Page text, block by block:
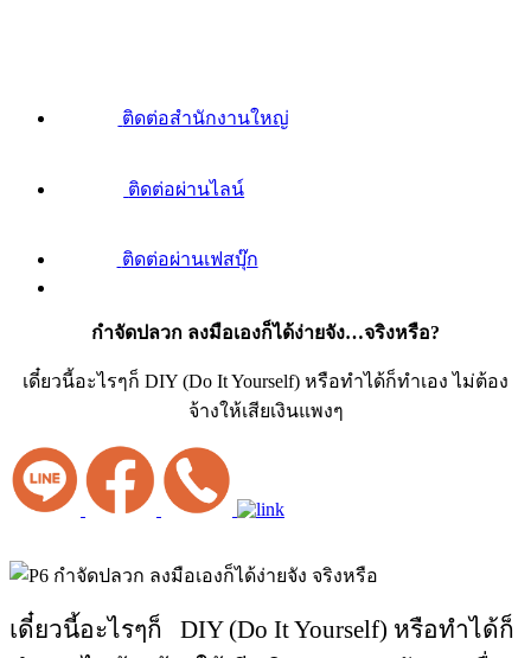
ติดต่อสำนักงานใหญ่
ติดต่อผ่านไลน์
ติดต่อผ่านเฟสบุ๊ก
กำจัดปลวก ลงมือเองก็ได้ง่ายจัง…จริงหรือ?
เดี๋ยวนี้อะไรๆก็ DIY (Do It Yourself) หรือทำได้ก็ทำเอง ไม่ต้อง
จ้างให้เสียเงินแพงๆ
เดี๋ยวนี้อะไรๆก็ DIY (Do It Yourself) หรือทำได้ก็